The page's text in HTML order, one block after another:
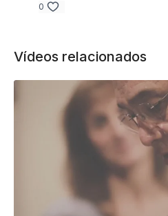
0
Vídeos relacionados